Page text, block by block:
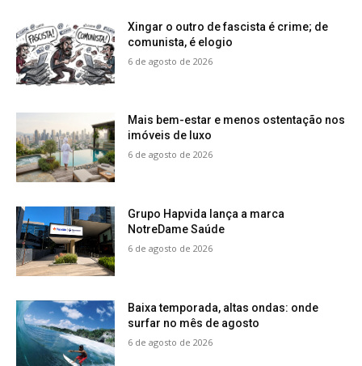
Xingar o outro de fascista é crime; de
comunista, é elogio
6 de agosto de 2026
Mais bem-estar e menos ostentação nos
imóveis de luxo
6 de agosto de 2026
Grupo Hapvida lança a marca
NotreDame Saúde
6 de agosto de 2026
Baixa temporada, altas ondas: onde
surfar no mês de agosto
6 de agosto de 2026